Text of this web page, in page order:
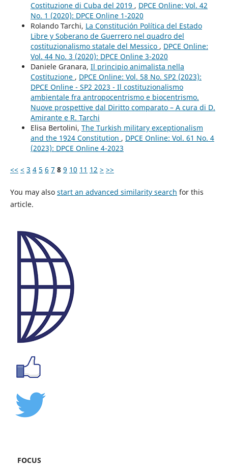
Costituzione di Cuba del 2019 , DPCE Online: Vol. 42
No. 1 (2020): DPCE Online 1-2020
Rolando Tarchi, La Constitución Política del Estado
Libre y Soberano de Guerrero nel quadro del
costituzionalismo statale del Messico , DPCE Online:
Vol. 44 No. 3 (2020): DPCE Online 3-2020
Daniele Granara, Il principio animalista nella
Costituzione , DPCE Online: Vol. 58 No. SP2 (2023):
DPCE Online - SP2 2023 - Il costituzionalismo
ambientale fra antropocentrismo e biocentrismo.
Nuove prospettive dal Diritto comparato – A cura di D.
Amirante e R. Tarchi
Elisa Bertolini, The Turkish military exceptionalism
and the 1924 Constitution , DPCE Online: Vol. 61 No. 4
(2023): DPCE Online 4-2023
<< < 3 4 5 6 7 8 9 10 11 12 > >>
You may also start an advanced similarity search for this
article.
FOCUS